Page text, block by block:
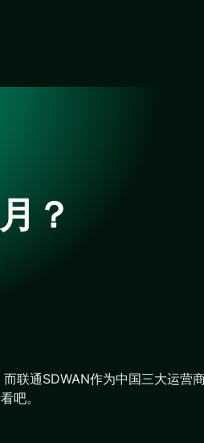
？
联通SDWAN作为中国三大运营
吧。